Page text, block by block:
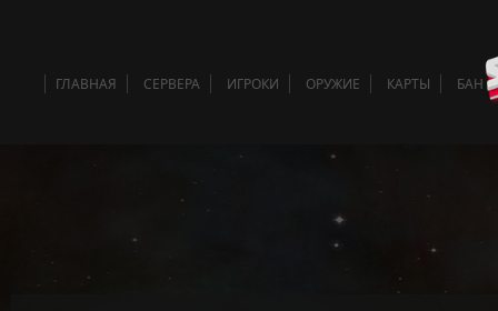
ГЛАВНАЯ СЕРВЕРА ИГРОКИ ОРУЖИЕ КАРТЫ БАН